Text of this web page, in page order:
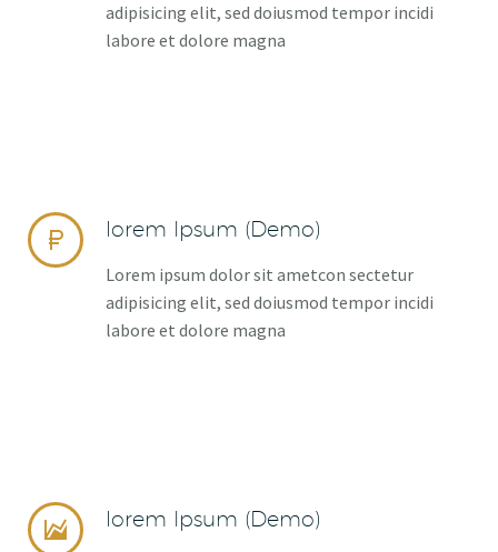
adipisicing elit, sed doiusmod tempor incidi
labore et dolore magna

 lorem Ipsum (Demo)
Lorem ipsum dolor sit ametcon sectetur
adipisicing elit, sed doiusmod tempor incidi
labore et dolore magna

 lorem Ipsum (Demo)